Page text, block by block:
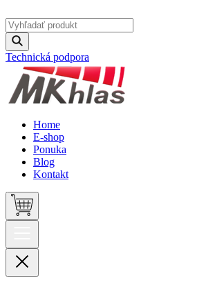
Technická podpora
Home
E-shop
Ponuka
Blog
Kontakt